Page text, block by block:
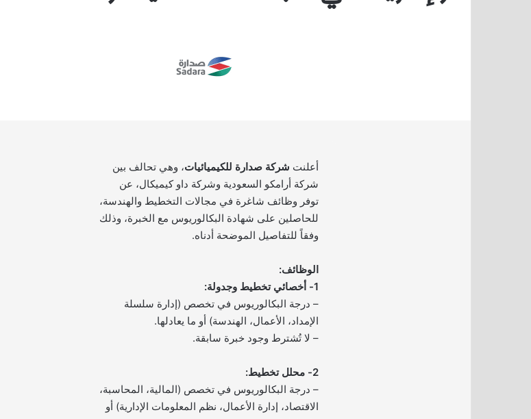
أعلنت شركة صدارة للكيميائيات، وهي تحالف بين
شركة أرامكو السعودية وشركة داو كيميكال، عن
توفر وظائف شاغرة في مجالات التخطيط والهندسة،
للحاصلين على شهادة البكالوريوس مع الخبرة، وذلك
وفقاً للتفاصيل الموضحة أدناه.
الوظائف:
1- أخصائي تخطيط وجدولة:
– درجة البكالوريوس في تخصص (إدارة سلسلة
الإمداد، الأعمال، الهندسة) أو ما يعادلها.
– لا تُشترط وجود خبرة سابقة.
2- محلل تخطيط:
– درجة البكالوريوس في تخصص (المالية، المحاسبة،
الاقتصاد، إدارة الأعمال، نظم المعلومات الإدارية) أو